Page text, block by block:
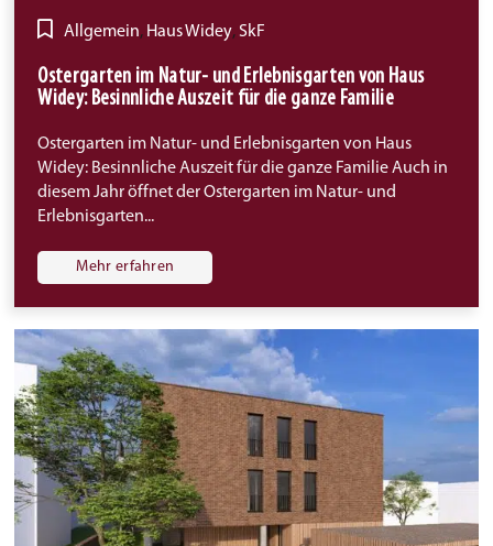
Allgemein, Haus Widey, SkF
Ostergarten im Natur- und Erlebnisgarten von Haus
Widey: Besinnliche Auszeit für die ganze Familie
Ostergarten im Natur- und Erlebnisgarten von Haus
Widey: Besinnliche Auszeit für die ganze Familie Auch in
diesem Jahr öffnet der Ostergarten im Natur- und
Erlebnisgarten...
Mehr erfahren